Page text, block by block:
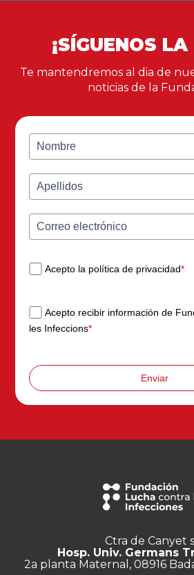
¡SÍGUENOS
Te mantendremos al dia de
noticias de la
Acepto la política de privacidad*
Acepto recibir información de
les Infeccions*
Enviar
Ctra de Canyet
Hosp. Univ. Germans
2a planta Maternal, 08916